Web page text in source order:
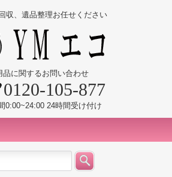
収、遺品整理お任せください
品に関するお問い合わせ
0120-105-877
0:00~24:00 24時間受け付け